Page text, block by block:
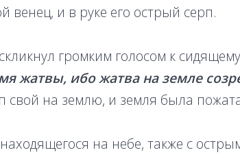
венец, и в руке его острый серп.
громким голосом к
жатвы, ибо жатва на земле
свой на землю, и земля была
на небе, также с